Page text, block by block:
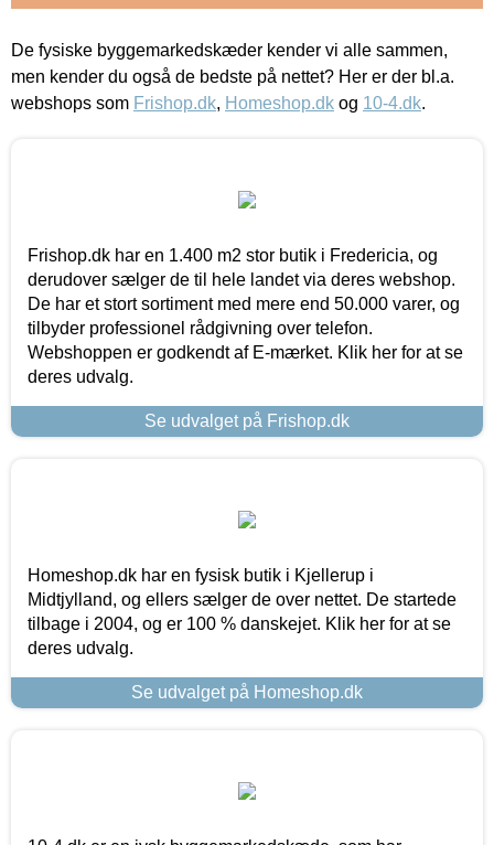
De fysiske byggemarkedskæder kender vi alle sammen,
men kender du også de bedste på nettet? Her er der bl.a.
webshops som Frishop.dk, Homeshop.dk og 10-4.dk.
Frishop.dk har en 1.400 m2 stor butik i Fredericia, og
derudover sælger de til hele landet via deres webshop.
De har et stort sortiment med mere end 50.000 varer, og
tilbyder professionel rådgivning over telefon.
Webshoppen er godkendt af E-mærket. Klik her for at se
deres udvalg.
Se udvalget på Frishop.dk
Homeshop.dk har en fysisk butik i Kjellerup i
Midtjylland, og ellers sælger de over nettet. De startede
tilbage i 2004, og er 100 % danskejet. Klik her for at se
deres udvalg.
Se udvalget på Homeshop.dk